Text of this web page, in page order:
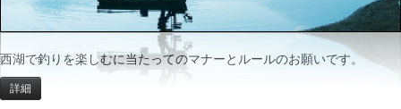
西湖で釣りを楽しむに当たってのマナーとルールのお願いです。
詳細